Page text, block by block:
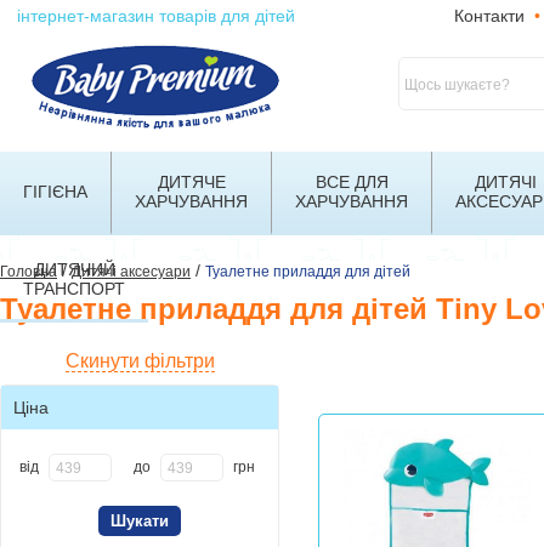
інтернет-магазин товарів для дітей Контакти •
ГІГІЄНА
ДИТЯЧЕ
ХАРЧУВАННЯ
ВСЕ ДЛЯ
ХАРЧУВАННЯ
ДИТЯЧІ
ДИТЯЧИЙ
ТРАНСПОРТ
Головна/Дитячі аксесуари / Туалетне приладдя для дітей
Туалетне приладдя для дітей Tiny
Скинути фільтри
Ціна
від до грн